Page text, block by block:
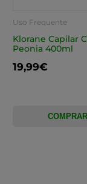
Uso Frequente
Klorane Capilar
Peonia 400ml
19,99€
COMPRAR